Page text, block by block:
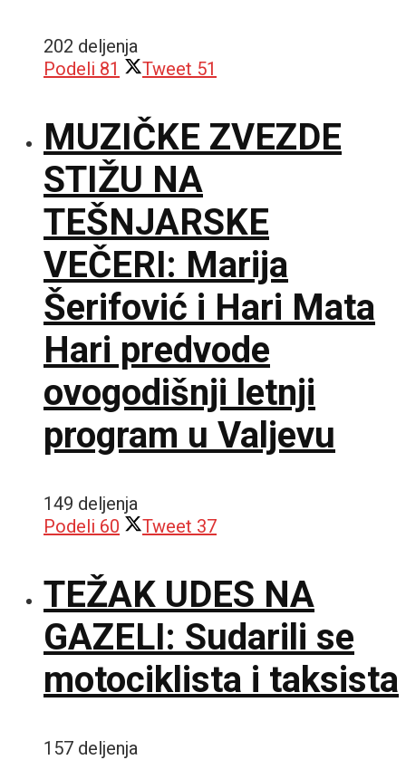
202 deljenja
Podeli 81 Tweet 51
MUZIČKE ZVEZDE
STIŽU NA
TEŠNJARSKE
VEČERI: Marija
Šerifović i Hari Mata
Hari predvode
ovogodišnji letnji
program u Valjevu
149 deljenja
Podeli 60 Tweet 37
TEŽAK UDES NA
GAZELI: Sudarili se
motociklista i taksista
157 deljenja